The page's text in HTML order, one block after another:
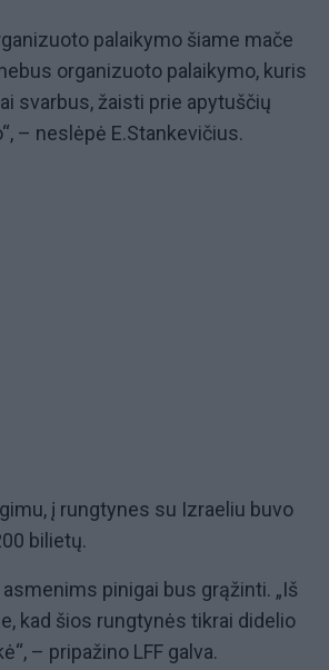
palaikymo šiame mače
organizuoto palaikymo, kuris
svarbus, žaisti prie apytuščių
– neslėpė E.Stankevičius.
į rungtynes su Izraeliu buvo
bilietų.
pinigai bus grąžinti. „Iš
kad šios rungtynės tikrai didelio
– pripažino LFF galva.